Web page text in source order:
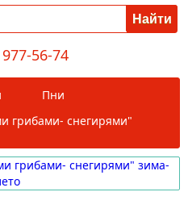
56-74
Пни
грибами- снегирями"